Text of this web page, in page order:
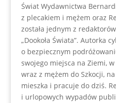
Świat Wydawnictwa
z plecakiem i mężem oraz
została jednym z
„Dookoła Świata”. Autorka
o bezpiecznym
swojego miejsca na Ziemi,
wraz z mężem do Szkocji,
mieszka i pracuje do dziś.
i urlopowych wypadów